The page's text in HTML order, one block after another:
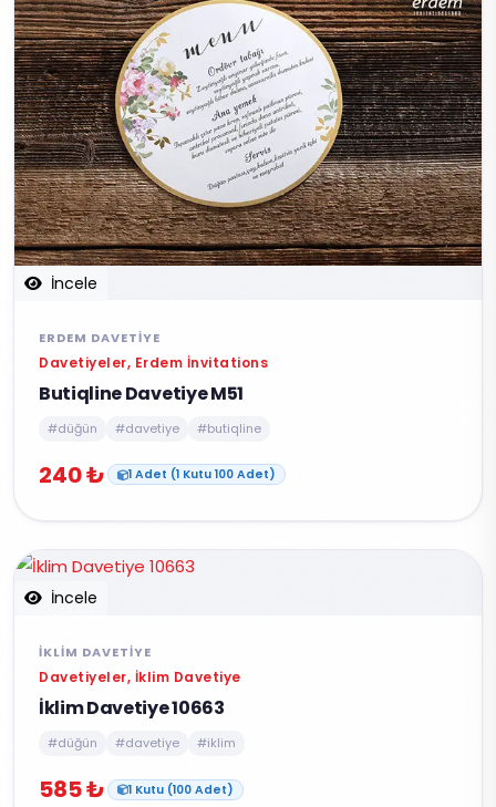
İncele
ERDEM DAVETIYE
Davetiyeler, Erdem İnvitations
Butiqline Davetiye M51
#düğün #davetiye #butiqline
240 ₺ 1 Adet (1 Kutu 100 Adet)
İncele
İKLIM DAVETIYE
Davetiyeler, İklim Davetiye
İklim Davetiye 10663
#düğün #davetiye #iklim
585 ₺ 1 Kutu (100 Adet)